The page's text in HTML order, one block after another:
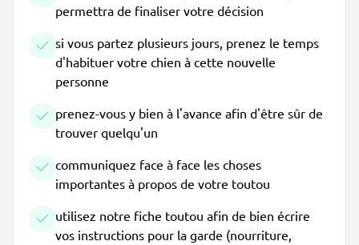
permettra de finaliser votre décision
si vous partez plusieurs jours, prenez le temps
d'habituer votre chien à cette nouvelle
personne
prenez-vous y bien à l'avance afin d'être sûr de
trouver quelqu'un
communiquez face à face les choses
importantes à propos de votre toutou
utilisez notre fiche toutou afin de bien écrire
vos instructions pour la garde (nourriture,